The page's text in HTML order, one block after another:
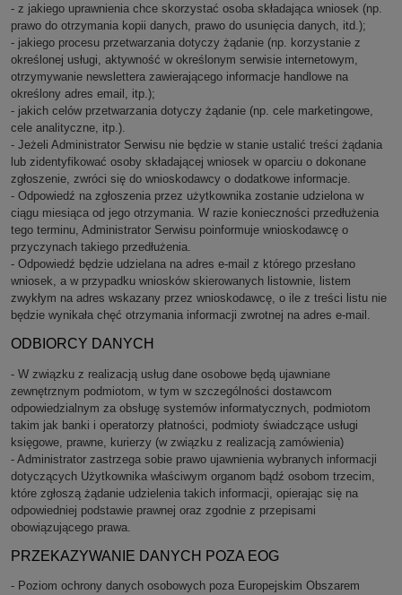
- z jakiego uprawnienia chce skorzystać osoba składająca wniosek (np.
prawo do otrzymania kopii danych, prawo do usunięcia danych, itd.);
- jakiego procesu przetwarzania dotyczy żądanie (np. korzystanie z
określonej usługi, aktywność w określonym serwisie internetowym,
otrzymywanie newslettera zawierającego informacje handlowe na
określony adres email, itp.);
- jakich celów przetwarzania dotyczy żądanie (np. cele marketingowe,
cele analityczne, itp.).
- Jeżeli Administrator Serwisu nie będzie w stanie ustalić treści żądania
lub zidentyfikować osoby składającej wniosek w oparciu o dokonane
zgłoszenie, zwróci się do wnioskodawcy o dodatkowe informacje.
- Odpowiedź na zgłoszenia przez użytkownika zostanie udzielona w
ciągu miesiąca od jego otrzymania. W razie konieczności przedłużenia
tego terminu, Administrator Serwisu poinformuje wnioskodawcę o
przyczynach takiego przedłużenia.
- Odpowiedź będzie udzielana na adres e-mail z którego przesłano
wniosek, a w przypadku wniosków skierowanych listownie, listem
zwykłym na adres wskazany przez wnioskodawcę, o ile z treści listu nie
będzie wynikała chęć otrzymania informacji zwrotnej na adres e-mail.
ODBIORCY DANYCH
- W związku z realizacją usług dane osobowe będą ujawniane
zewnętrznym podmiotom, w tym w szczególności dostawcom
odpowiedzialnym za obsługę systemów informatycznych, podmiotom
takim jak banki i operatorzy płatności, podmioty świadczące usługi
księgowe, prawne, kurierzy (w związku z realizacją zamówienia)
- Administrator zastrzega sobie prawo ujawnienia wybranych informacji
dotyczących Użytkownika właściwym organom bądź osobom trzecim,
które zgłoszą żądanie udzielenia takich informacji, opierając się na
odpowiedniej podstawie prawnej oraz zgodnie z przepisami
obowiązującego prawa.
PRZEKAZYWANIE DANYCH POZA EOG
- Poziom ochrony danych osobowych poza Europejskim Obszarem